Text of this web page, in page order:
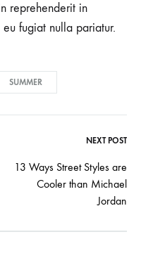
reprehenderit in
fugiat nulla pariatur.
SUMMER
NEXT POST
13 Ways Street Styles are
Cooler than Michael
Jordan